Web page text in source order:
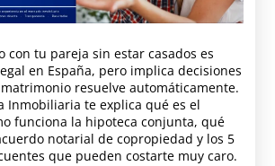
con tu pareja sin estar casados es
en España, pero implica decisiones
resuelve automáticamente.
Inmobiliaria te explica qué es el
funciona la hipoteca conjunta, qué
notarial de copropiedad y los 5
que pueden costarte muy caro.